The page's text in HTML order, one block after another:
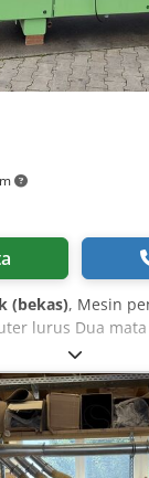
(bekas), Mesin
lurus Dua